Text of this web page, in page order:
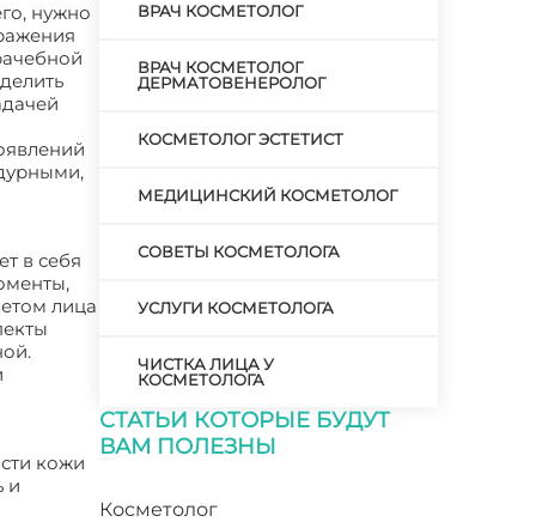
нужно
в себя
лица
кожи
и
ВРАЧ КОСМЕТОЛОГ
ВРАЧ КОСМЕТОЛОГ
ДЕРМАТОВЕНЕРОЛОГ
КОСМЕТОЛОГ ЭСТЕТИСТ
МЕДИЦИНСКИЙ КОСМЕТОЛОГ
СОВЕТЫ КОСМЕТОЛОГА
УСЛУГИ КОСМЕТОЛОГА
ЧИСТКА ЛИЦА У
КОСМЕТОЛОГА
СТАТЬИ КОТОРЫЕ БУДУТ
ВАМ ПОЛЕЗНЫ
Косметолог